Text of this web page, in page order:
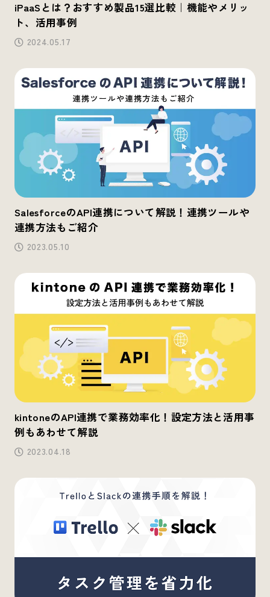
iPaaSとは？おすすめ製品15選比較｜機能やメリッ
ト、活用事例
2024.05.17
SalesforceのAPI連携について解説！連携ツールや
連携方法もご紹介
2023.05.10
kintoneのAPI連携で業務効率化！設定方法と活用事
例もあわせて解説
2023.04.18